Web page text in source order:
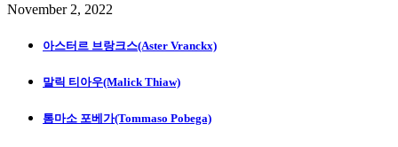
November 2, 2022
아스터르 브랑크스(Aster Vranckx)
말릭 티아우(Malick Thiaw)
톰마소 포베가(Tommaso Pobega)